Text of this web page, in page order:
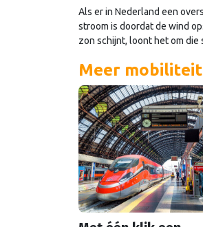
Als er in Nederland een
stroom is doordat de wind
zon schijnt, loont het om die
mogelijk te maken stuiten
Meer mobiliteit